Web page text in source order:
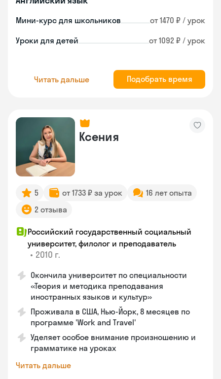
Мини-курс для школьников от 1470 ₽ / урок
Уроки для детей от 1092 ₽ / урок
Читать дальше Подобрать время
Ксения
5 от 1733 ₽ за урок
16 лет опыта
2 отзыва
Российский государственный социальный
университет, филолог и преподаватель
• 2010 г.
Окончила университет по специальности
«Теория и методика преподавания
иностранных языков и культур»
Проживала в США, Нью-Йорк, 8 месяцев по
программе 'Work and Travel'
Уделяет особое внимание произношению и
грамматике на уроках
Читать дальше